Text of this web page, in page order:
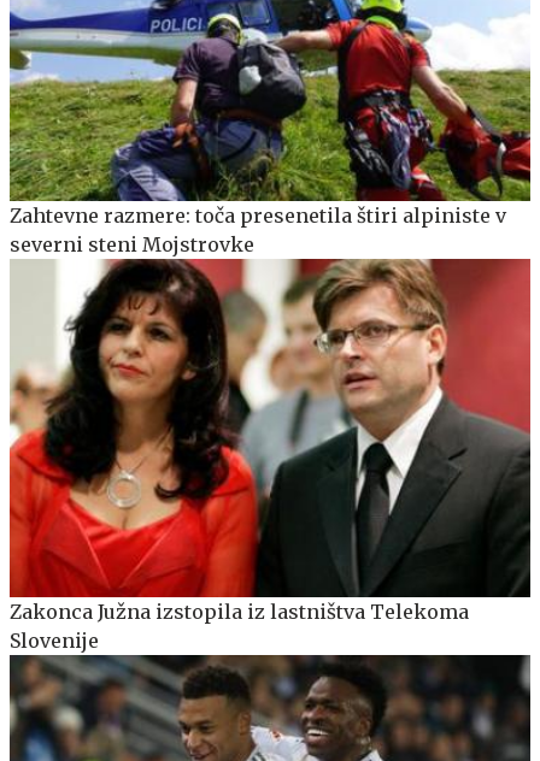
Zahtevne razmere: toča presenetila štiri alpiniste v
severni steni Mojstrovke
Zakonca Južna izstopila iz lastništva Telekoma
Slovenije